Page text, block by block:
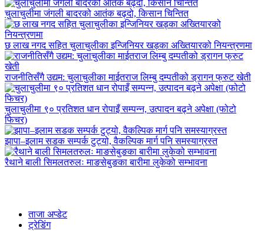
चुलाचुलीमा जंगली बादरको आतंक बढ्दो, किसान चिन्तित
छ लाख नगद सहित चुलाचुलीका इन्जिनियर खड्का अख्तियारको नियन्त्रणमा
राजनीतिसँगै उद्यम: चुलाचुलीका माईतराज लिम्बु दम्पतीको ड्रागन फ्रुट खेती
चुलाचुलीमा ९० प्रतिशत धान रोपाइँ सम्पन्न, उत्पादन बढ्ने अपेक्षा (फोटो
फिचर)
झापा–इलाम सडक सम्पर्क टुट्यो, वैकल्पिक मार्ग पनि समस्याग्रस्त
रैथाने बाली सिमलतरुलः माङसेबुङका बारीमा लुकेको सम्भावना
ताजा अप्डेट
ट्रेडिंग